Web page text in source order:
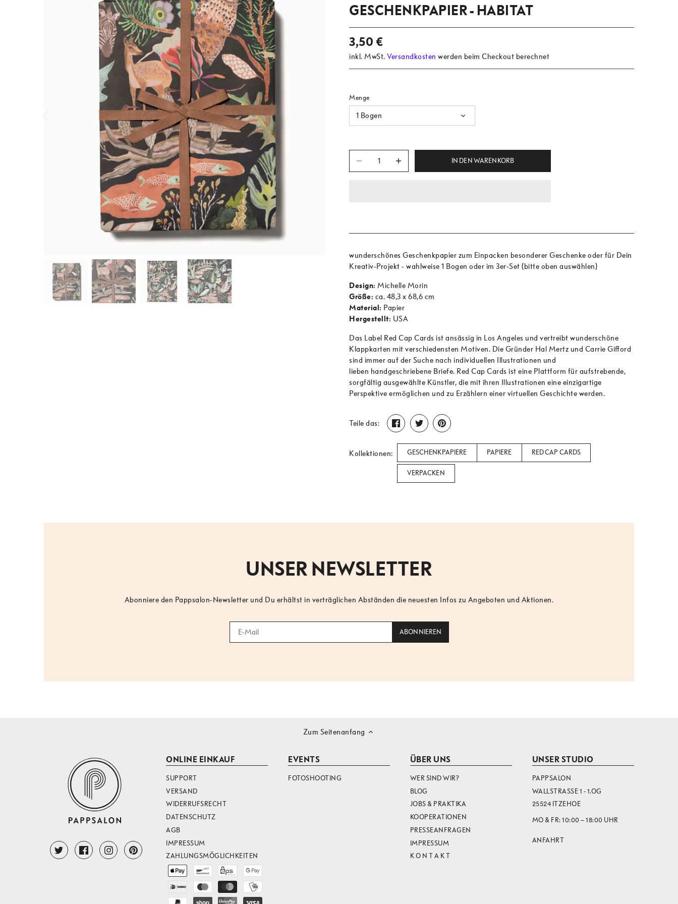
GESCHENKPAPIER - HABITAT
3,50 €
inkl. MwSt. Versandkosten werden beim Checkout berechnet
Menge
1 Bogen
IN DEN WARENKORB
wunderschönes Geschenkpapier zum Einpacken besonderer Geschenke oder für Dein
Kreativ-Projekt - wahlweise 1 Bogen oder im 3er-Set (bitte oben auswählen)
Design: Michelle Morin
Größe: ca. 48,3 x 68,6 cm
Material: Papier
Hergestellt: USA
Das Label Red Cap Cards ist ansässig in Los Angeles und vertreibt wunderschöne
Klappkarten mit verschiedensten Motiven. Die Gründer Hal Mertz und Carrie Gifford
sind immer auf der Suche nach individuellen Illustrationen und
lieben handgeschriebene Briefe. Red Cap Cards ist eine Plattform für aufstrebende,
sorgfältig ausgewählte Künstler, die mit ihren Illustrationen eine einzigartige
Perspektive ermöglichen und zu Erzählern einer virtuellen Geschichte werden.
Teile das: Teilen TwitternPinnen
Kollektionen: GESCHENKPAPIERE PAPIERE RED CAP CARDS
VERPACKEN
UNSER NEWSLETTER
Abonniere den Pappsalon-Newsletter und Du erhältst in verträglichen Abständen die neuesten Infos zu Angeboten und Aktionen.
Zum Seitenanfang
ONLINE EINKAUF
SUPPORT
VERSAND
WIDERRUFSRECHT
DATENSCHUTZ
AGB
IMPRESSUM
ZAHLUNGSMÖGLICHKEITEN
EVENTS
FOTOSHOOTING
ÜBER UNS
WER SIND WIR?
BLOG
JOBS & PRAKTIKA
KOOPERATIONEN
PRESSEANFRAGEN
IMPRESSUM
K O N T A K T
UNSER STUDIO
PAPPSALON
WALLSTRASSE 1 - 1.OG
25524 ITZEHOE
MO & FR: 10:00 – 18:00 UHR
ANFAHRT